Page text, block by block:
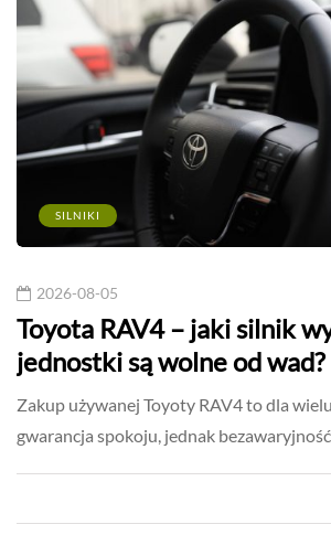
SILNIKI
2026-08-05
Toyota RAV4 – jaki silnik
jednostki są wolne od wad?
Zakup używanej Toyoty RAV4 to dla
gwarancja spokoju, jednak bezawaryjność